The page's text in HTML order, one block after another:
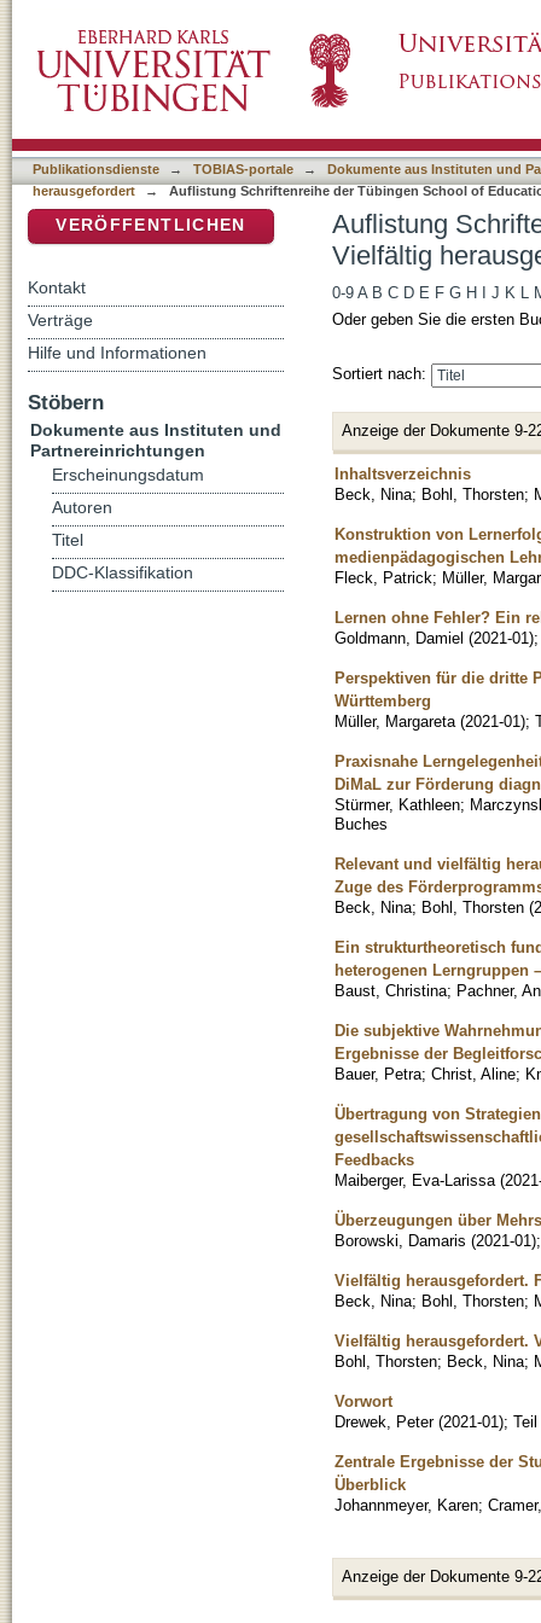
nach Titel
Publikationsdienste → TOBIAS-portale →
Dokumente aus Instituten und
herausgefordert
→ Auflistung Schriftenreihe der Tübingen School of
Auflistung
Vielfältig
0-9 A B C D E F G H J K L
Oder geben Sie die ersten
Sortiert nach:
Anzeige der Dokumente 9-
Inhaltsverzeichnis
Beck, Nina; Bohl, Thorsten;
Konstruktion von
medienpädagogischen
Fleck, Patrick; Müller,
Lernen ohne Fehler? Ein
Goldmann, Damiel (2021-01)
Perspektiven für die dritte
Württemberg
Müller, Margareta (2021-01);
Praxisnahe
DiMaL zur Förderung
Stürmer, Kathleen;
Buches
Relevant und vielfältig
Zuge des
Beck, Nina; Bohl, Thorsten (
Ein strukturtheoretisch
heterogenen Lerngruppen
Baust, Christina; Pachner,
Die subjektive
Ergebnisse der
Bauer, Petra; Christ, Aline;
Übertragung von
Feedbacks
Maiberger, Eva-Larissa (
Überzeugungen über
Borowski, Damaris (2021-01)
Vielfältig herausgefordert.
Beck, Nina; Bohl, Thorsten;
Vielfältig herausgefordert.
Bohl, Thorsten; Beck, Nina;
Vorwort
Drewek, Peter (2021-01);
Zentrale Ergebnisse der
Überblick
Johannmeyer, Karen;
Anzeige der Dokumente 9-
VERÖFFENTLICHEN
Kontakt
Verträge
Hilfe und Informationen
Stöbern
Dokumente aus Instituten und
Partnereinrichtungen
Erscheinungsdatum
Autoren
Titel
DDC-Klassifikation